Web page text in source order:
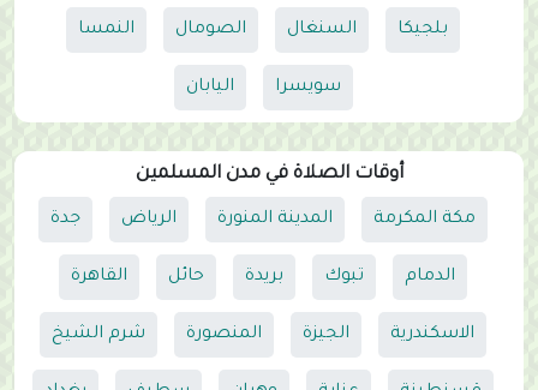
بلجيكا السنغال الصومال النمسا
سويسرا اليابان
أوقات الصلاة في مدن المسلمين
مكة المكرمة المدينة المنورة الرياض جدة
الدمام تبوك بريدة حائل القاهرة
الاسكندرية الجيزة المنصورة شرم الشيخ